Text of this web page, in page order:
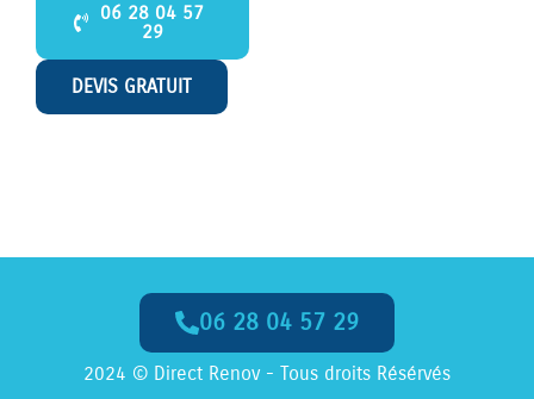
Appelez-Nous dès Maintenant
06 28 04 57 29
06 28 04 57
29
DEVIS GRATUIT
06 28 04 57 29
2024 © Direct Renov - Tous droits Résérvés